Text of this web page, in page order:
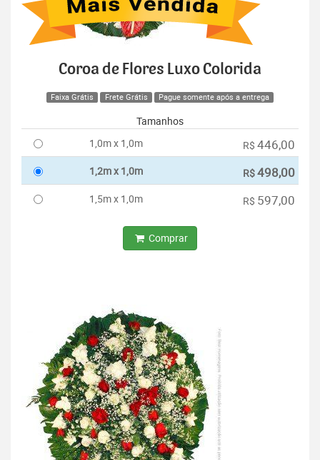
Coroa de Flores Luxo Colorida
Faixa Grátis Frete Grátis Pague somente após a entrega
Tamanhos
1,0m x 1,0m
R$ 446,00
1,2m x 1,0m R$498,00
1,5m x 1,0m R$ 597,00
Comprar